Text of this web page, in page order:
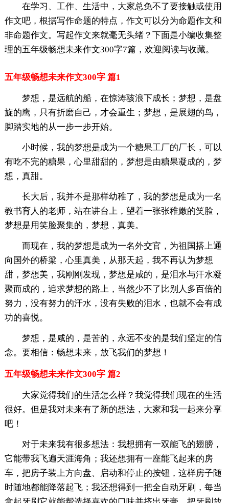
在学习、工作、生活中，大家总免不了要接触或使用
作文吧，根据写作命题的特点，作文可以分为命题作文和
非命题作文。写起作文来就毫无头绪？下面是小编收集整
理的五年级畅想未来作文300字7篇，欢迎阅读与收藏。
五年级畅想未来作文300字 篇1
梦想，是远航的船，在惊涛骇浪下成长；梦想，是盘
旋的鹰，只有折磨自己，才会重生；梦想，是展翅的鸟，
脚踏实地的从一步一步开始。
小时候，我的梦想是成为一个糖果工厂的厂长，可以
有吃不完的糖果，心里甜甜的，梦想是由糖果凝成的，梦
想，真甜。
长大后，我并不是那样幼稚了，我的梦想是成为一名
教书育人的老师，站在讲台上，望着一张张稚嫩的笑脸，
梦想是用笑脸聚集的，梦想，真美。
而现在，我的梦想是成为一名外交官，为祖国搭上通
向国外的桥梁，心里真美，从那天起，我不再认为梦想
甜，梦想美，我刚刚发现，梦想是咸的，是泪水与汗水凝
聚而成的，追求梦想的路上，当然少不了比别人多百倍的
努力，没有努力的汗水，没有失败的泪水，也就不会有成
功的喜悦。
梦想，是咸的，是苦的，永远不变的是我们坚定的信
念。要相信：畅想未来，放飞我们的梦想！
五年级畅想未来作文300字 篇2
大家觉得我们的生活怎么样？我觉得我们现在的生活
很好。但是我对未来有了新的想法，大家和我一起来分享
吧！
对于未来我有很多想法：我想拥有一双能飞的翅膀，
它能带我飞遍天涯海角；我还想拥有一座能飞起来的房
车，把房子装上方向盘、启动和停止的按钮，这样房子随
时随地都能降落起飞；我还想得到一把全自动牙刷，每当